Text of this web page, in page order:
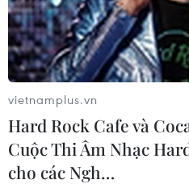
vietnamplus.vn
Hard Rock Cafe và
Cuộc Thi Âm Nhạc
cho các Ngh…